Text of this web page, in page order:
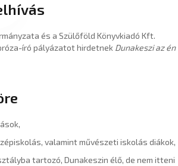
és a Szülőföld Könyvkiadó Kft.
író pályázatot hirdetnek Dunakeszi az én
valamint művészeti iskolás diákok,
tartozó, Dunakeszin élő, de nem itteni